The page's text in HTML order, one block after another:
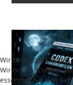
Wir benutzen Cookies
Wir nutzen Cookies
essenziell für den